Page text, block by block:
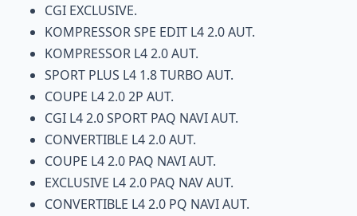
CGI EXCLUSIVE.
KOMPRESSOR SPE EDIT L4 2.0 AUT.
KOMPRESSOR L4 2.0 AUT.
SPORT PLUS L4 1.8 TURBO AUT.
COUPE L4 2.0 2P AUT.
CGI L4 2.0 SPORT PAQ NAVI AUT.
CONVERTIBLE L4 2.0 AUT.
COUPE L4 2.0 PAQ NAVI AUT.
EXCLUSIVE L4 2.0 PAQ NAV AUT.
CONVERTIBLE L4 2.0 PQ NAVI AUT.